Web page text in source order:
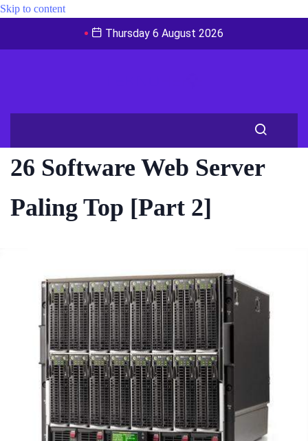
Skip to content
Thursday 6 August 2026
26 Software Web Server
Paling Top [Part 2]